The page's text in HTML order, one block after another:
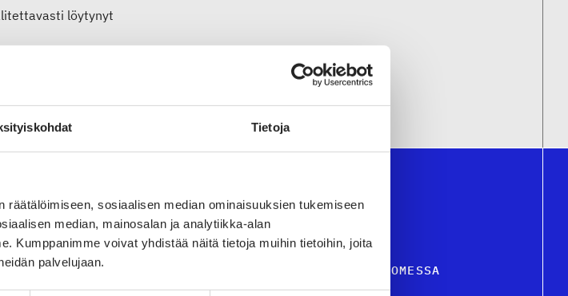
Tietoja
sosiaalisen median ominaisuuksien tukemiseen
median, mainosalan ja analytiikka-alan
Kumppanimme voivat yhdistää näitä tietoja muihin tietoihin, joita
palvelujaan.
löytynyt
TEKSTIILI- JA MUOTIALA SUOMESSA